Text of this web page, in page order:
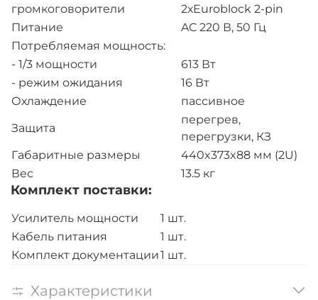
громкоговорители
2хEuroblock 2-pin
Питание
AC 220 В, 50 Гц
Потребляемая мощность:
- 1/3 мощности
613 Вт
- режим ожидания
16 Вт
Охлаждение
пассивное
Защита
перегрев,
перегрузки, КЗ
Габаритные размеры
440x373x88 мм (2U)
Вес
13.5 кг
Комплект поставки:
Усилитель мощности
1 шт.
Кабель питания
1 шт.
Комплект документации1 шт.
Характеристики